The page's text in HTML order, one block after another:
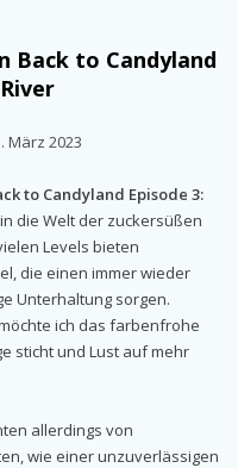
Back to Candyland
März 2023
to Candyland Episode 3:
die Welt der zuckersüßen
Levels bieten
die einen immer wieder
Unterhaltung sorgen.
ich das farbenfrohe
sticht und Lust auf mehr
allerdings von
wie einer unzuverlässigen